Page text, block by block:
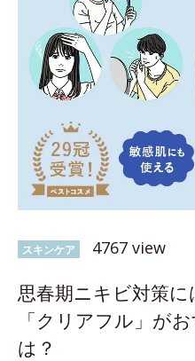
スキンケア 4767 view
思春期ニキビ対策
「クリアフル」が
は？